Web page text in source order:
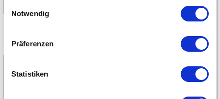
Notwendig
Präferenzen
Statistiken